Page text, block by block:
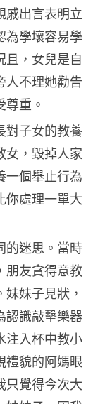
戚出言表明立
為學壞容易學
且，女兒是自
人不理她勸告
重。
對子女的教養
女，毀掉人家
一個舉止行為
你處理一單大
的迷思。當時
朋友貪得意教
妹子見狀，
認識敲擊樂器
注入杯中教小
禮貌的阿媽眼
只覺得今次大